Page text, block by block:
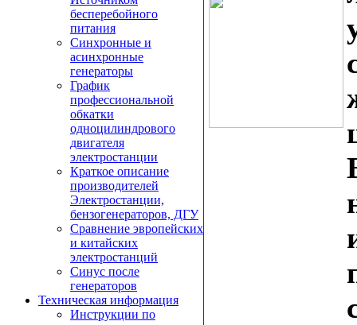
бесперебойного
питания
Синхронные и
асинхронные
генераторы
График
профессиональной
обкатки
одноцилиндрового
двигателя
электростанции
Краткое описание
производителей
Электростанции,
бензогенераторов, ДГУ
Сравнение эвропейских
и китайских
электростанций
Синус после
генераторов
Техническая информация
Инструкции по